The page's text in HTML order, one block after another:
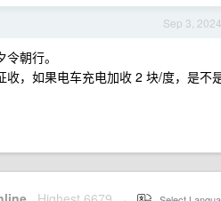
Sep 3, 2024
朝行。
，如果电车充电加收 2 块/度，是不